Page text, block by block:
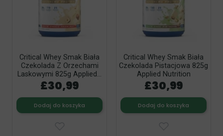
Critical Whey Smak Biała
Czekolada Z Orzechami
Laskowymi 825g Applied...
£30,99
Dodaj do koszyka
Critical Whey Smak Biała
Czekolada Pistacjowa 825g
Applied Nutrition
£30,99
Dodaj do koszyka